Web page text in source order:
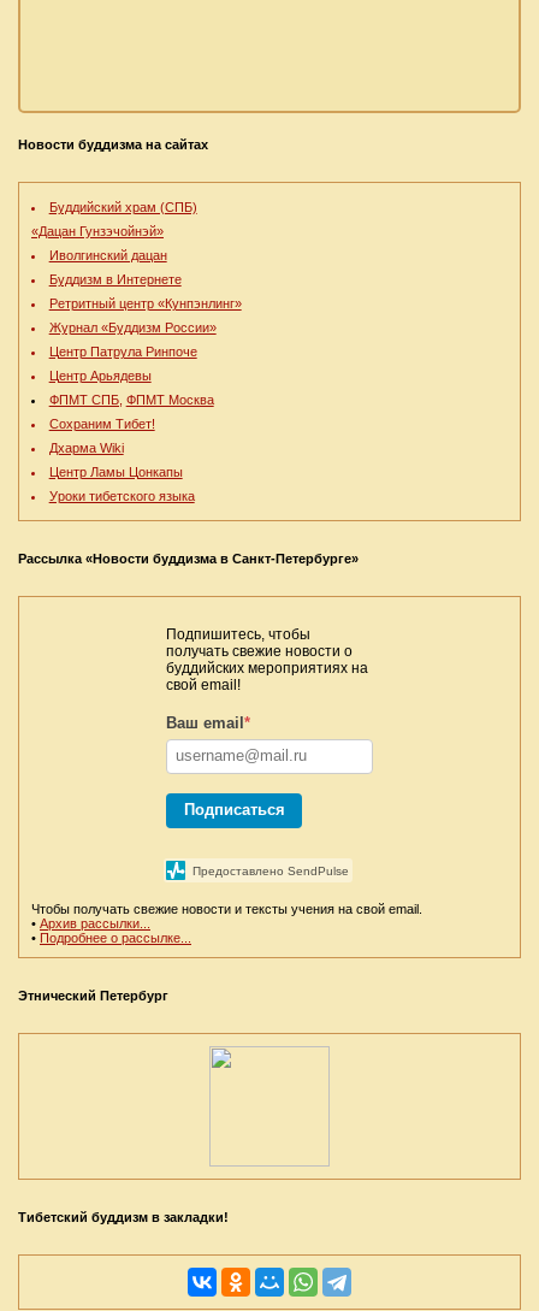
Новости буддизма на сайтах
Буддийский храм (СПБ)
«Дацан Гунзэчойнэй»
Иволгинский дацан
Буддизм в Интернете
Ретритный центр «Кунпэнлинг»
Журнал «Буддизм России»
Центр Патрула Ринпоче
Центр Арьядевы
ФПМТ СПБ, ФПМТ Москва
Сохраним Тибет!
Дхарма Wiki
Центр Ламы Цонкапы
Уроки тибетского языка
Рассылка «Новости буддизма в Санкт-Петербурге»
Подпишитесь, чтобы
получать свежие новости о
буддийских мероприятиях на
свой email!
Ваш email *
Подписаться
Предоставлено SendPulse
Чтобы получать свежие новости и тексты учения на свой email.
• Архив рассылки...
• Подробнее о рассылке...
Этнический Петербург
Тибетский буддизм в закладки!